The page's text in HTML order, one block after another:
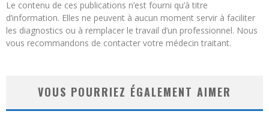
Le contenu de ces publications n’est fourni qu’à titre
d’information. Elles ne peuvent à aucun moment servir à faciliter
les diagnostics ou à remplacer le travail d’un professionnel. Nous
vous recommandons de contacter votre médecin traitant.
VOUS POURRIEZ ÉGALEMENT AIMER